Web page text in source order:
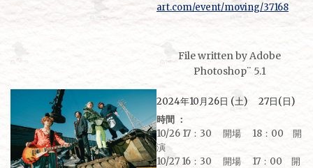
art.com/event/moving/37168
File written by Adobe
Photoshop¨ 5.1
2024年10月26日 (土) 27日(日)
時間 ：
10/26 17：30 開場 18：00 開
演
10/27 16：30 開場 17：00 開